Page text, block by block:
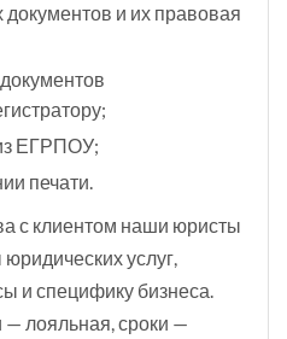
документов и их правовая
ЕГРПОУ;
печати.
с клиентом наши юристы
услуг,
и специфику бизнеса.
— лояльная, сроки —